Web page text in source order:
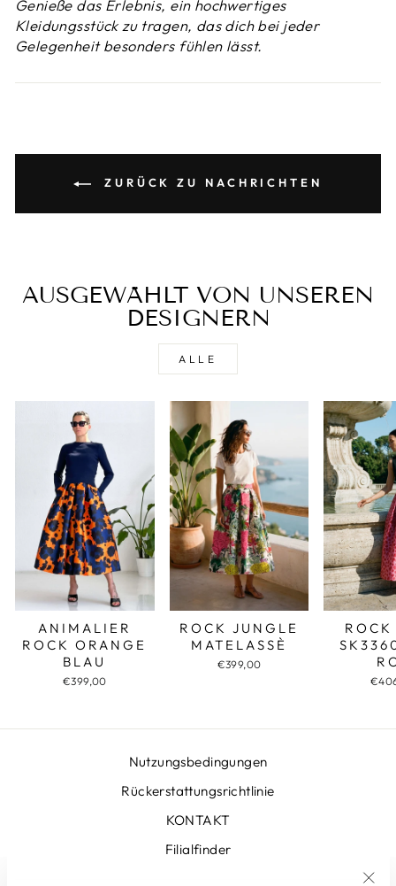
Genieße das Erlebnis, ein hochwertiges
Kleidungsstück zu tragen, das dich bei jeder
Gelegenheit besonders fühlen lässt.
ZURÜCK ZU NACHRICHTEN
AUSGEWÄHLT VON UNSEREN
DESIGNERN
ALLE
ANIMALIER
ROCK ORANGE
BLAU
€399,00
ROCK JUNGLE
MATELASSÈ
€399,00
Nutzungsbedingungen
Rückerstattungsrichtlinie
KONTAKT
Filialfinder